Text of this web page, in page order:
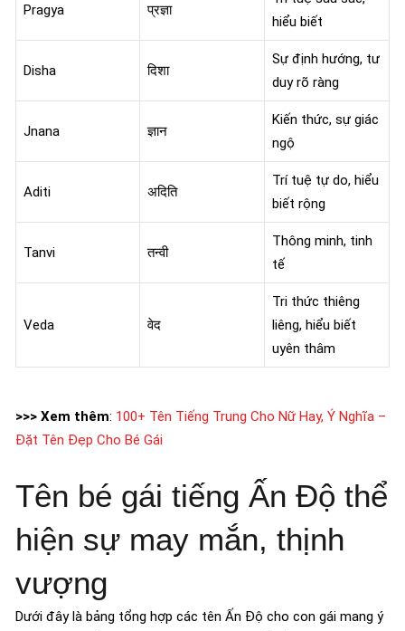
Pragya प्रज्ञा
hiểu biết
Disha दिशा
Sự định hướng, tư
duy rõ ràng
Jnana ज्ञान
Kiến thức, sự giác
ngộ
Aditi अदिति
Trí tuệ tự do, hiểu
biết rộng
Tanvi तन्वी
Thông minh, tinh
tế
Veda वेद
Tri thức thiêng
liêng, hiểu biết
uyên thâm
>>> Xem thêm: 100+ Tên Tiếng Trung Cho Nữ Hay, Ý Nghĩa –
Đặt Tên Đẹp Cho Bé Gái
Tên bé gái tiếng Ấn Độ thể
hiện sự may mắn, thịnh
vượng
Dưới đây là bảng tổng hợp các tên Ấn Độ cho con gái mang ý